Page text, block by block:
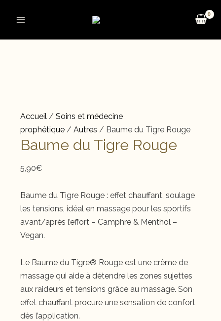
Accueil / Soins et médecine
prophétique/ Autres / Baume du Tigre Rouge
Baume du Tigre Rouge
5,90€
Baume du Tigre Rouge : effet chauffant, soulage
les tensions, idéal en massage pour les sportifs
avant/après l’effort – Camphre & Menthol –
Vegan.
Le Baume du Tigre® Rouge est une crème de
massage qui aide à détendre les zones sujettes
aux raideurs et tensions grâce au massage. Son
effet chauffant procure une sensation de confort
dès l’application.